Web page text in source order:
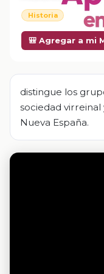
Historia
🎒 Agregar a mi
distingue los
sociedad
Nueva España.